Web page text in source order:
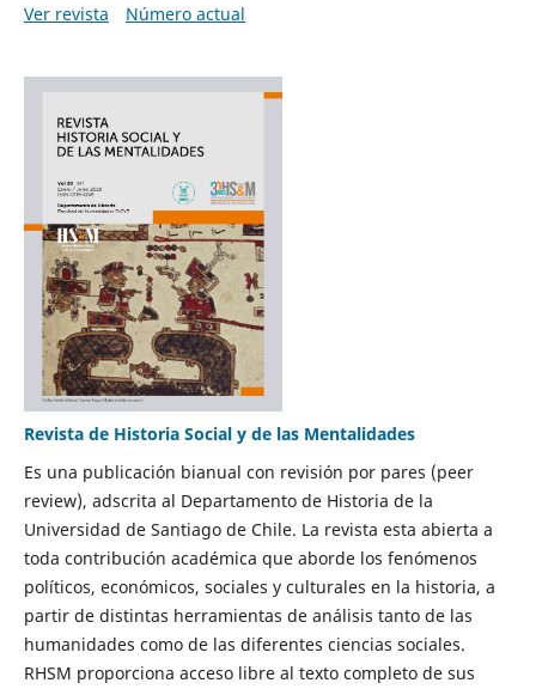
Ver revista
Número actual
Revista de Historia Social y de las Mentalidades
Es una publicación bianual con revisión por pares (peer
review), adscrita al Departamento de Historia de la
Universidad de Santiago de Chile. La revista esta abierta a
toda contribución académica que aborde los fenómenos
políticos, económicos, sociales y culturales en la historia, a
partir de distintas herramientas de análisis tanto de las
humanidades como de las diferentes ciencias sociales.
RHSM proporciona acceso libre al texto completo de sus